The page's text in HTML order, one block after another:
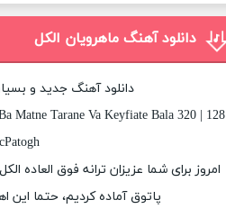
دانلود آهنگ ماهرویان الکل
دانلود آهنگ جدید و
Matne Tarane Va Keyfiate Bala 320 | 128
امروز برای شما عزیزان ترانه فوق العاده
پاتوق آماده کردیم، حتما